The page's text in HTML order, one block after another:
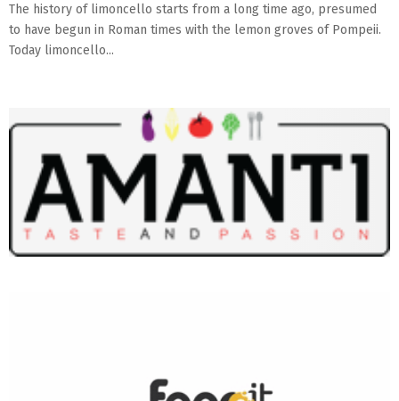
The history of limoncello starts from a long time ago, presumed
to have begun in Roman times with the lemon groves of Pompeii.
Today limoncello...